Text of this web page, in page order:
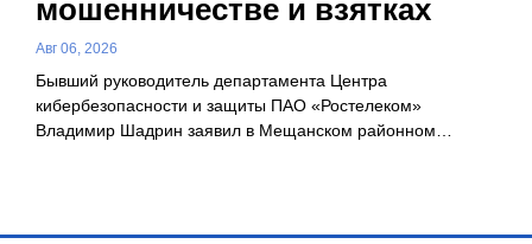
мошенничестве и взятках
Авг 06, 2026
Бывший руководитель департамента Центра
кибербезопасности и защиты ПАО «Ростелеком»
Владимир Шадрин заявил в Мещанском районном…